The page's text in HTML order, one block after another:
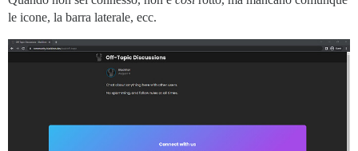
le icone, la barra laterale, ecc.